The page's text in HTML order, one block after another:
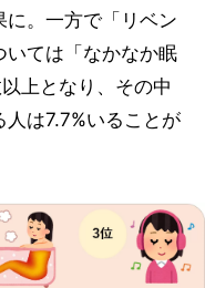
。一方で「リベン
いては「なかなか眠
上となり、その中
は7.7%いることが